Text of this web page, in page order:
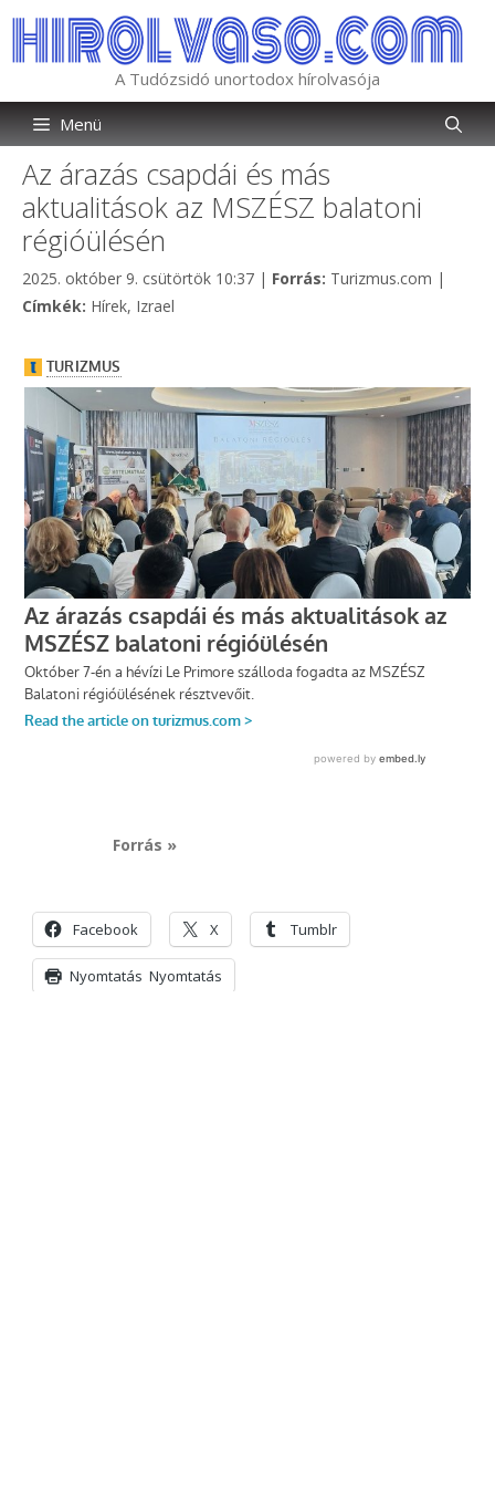
tartalomba
A Tudózsidó unortodox hírolvasója
Menü
Az árazás csapdái és más
aktualitások az MSZÉSZ balatoni
régióülésén
2025. október 9. csütörtök 10:37 | Forrás: Kategória
Turizmus.com |
Címkék: Címkék
Hírek, Izrael
Forrás »
Facebook X Tumblr
Nyomtatás Nyomtatás